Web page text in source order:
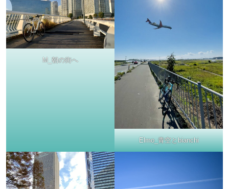
M_朝の街へ
Elmo_青空とbianchi